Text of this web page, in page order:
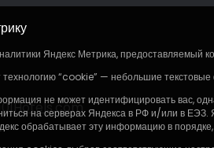
Яндекс Метрика,
“cookie” — небольшие
не может идентифицировать вас,
на серверах Яндекса в РФ и/или в
обрабатывает эту информацию в